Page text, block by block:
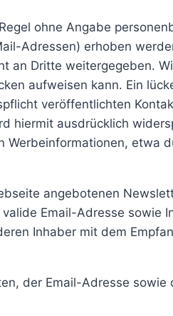
ohne Angabe
Adressen) erhoben
an Dritte weitergegeben.
aufweisen kann. Ein
veröffentlichten
hiermit ausdrücklich
Werbeinformationen, etwa
angebotenen
Email-Adresse
Inhaber mit dem
der Email-Adresse